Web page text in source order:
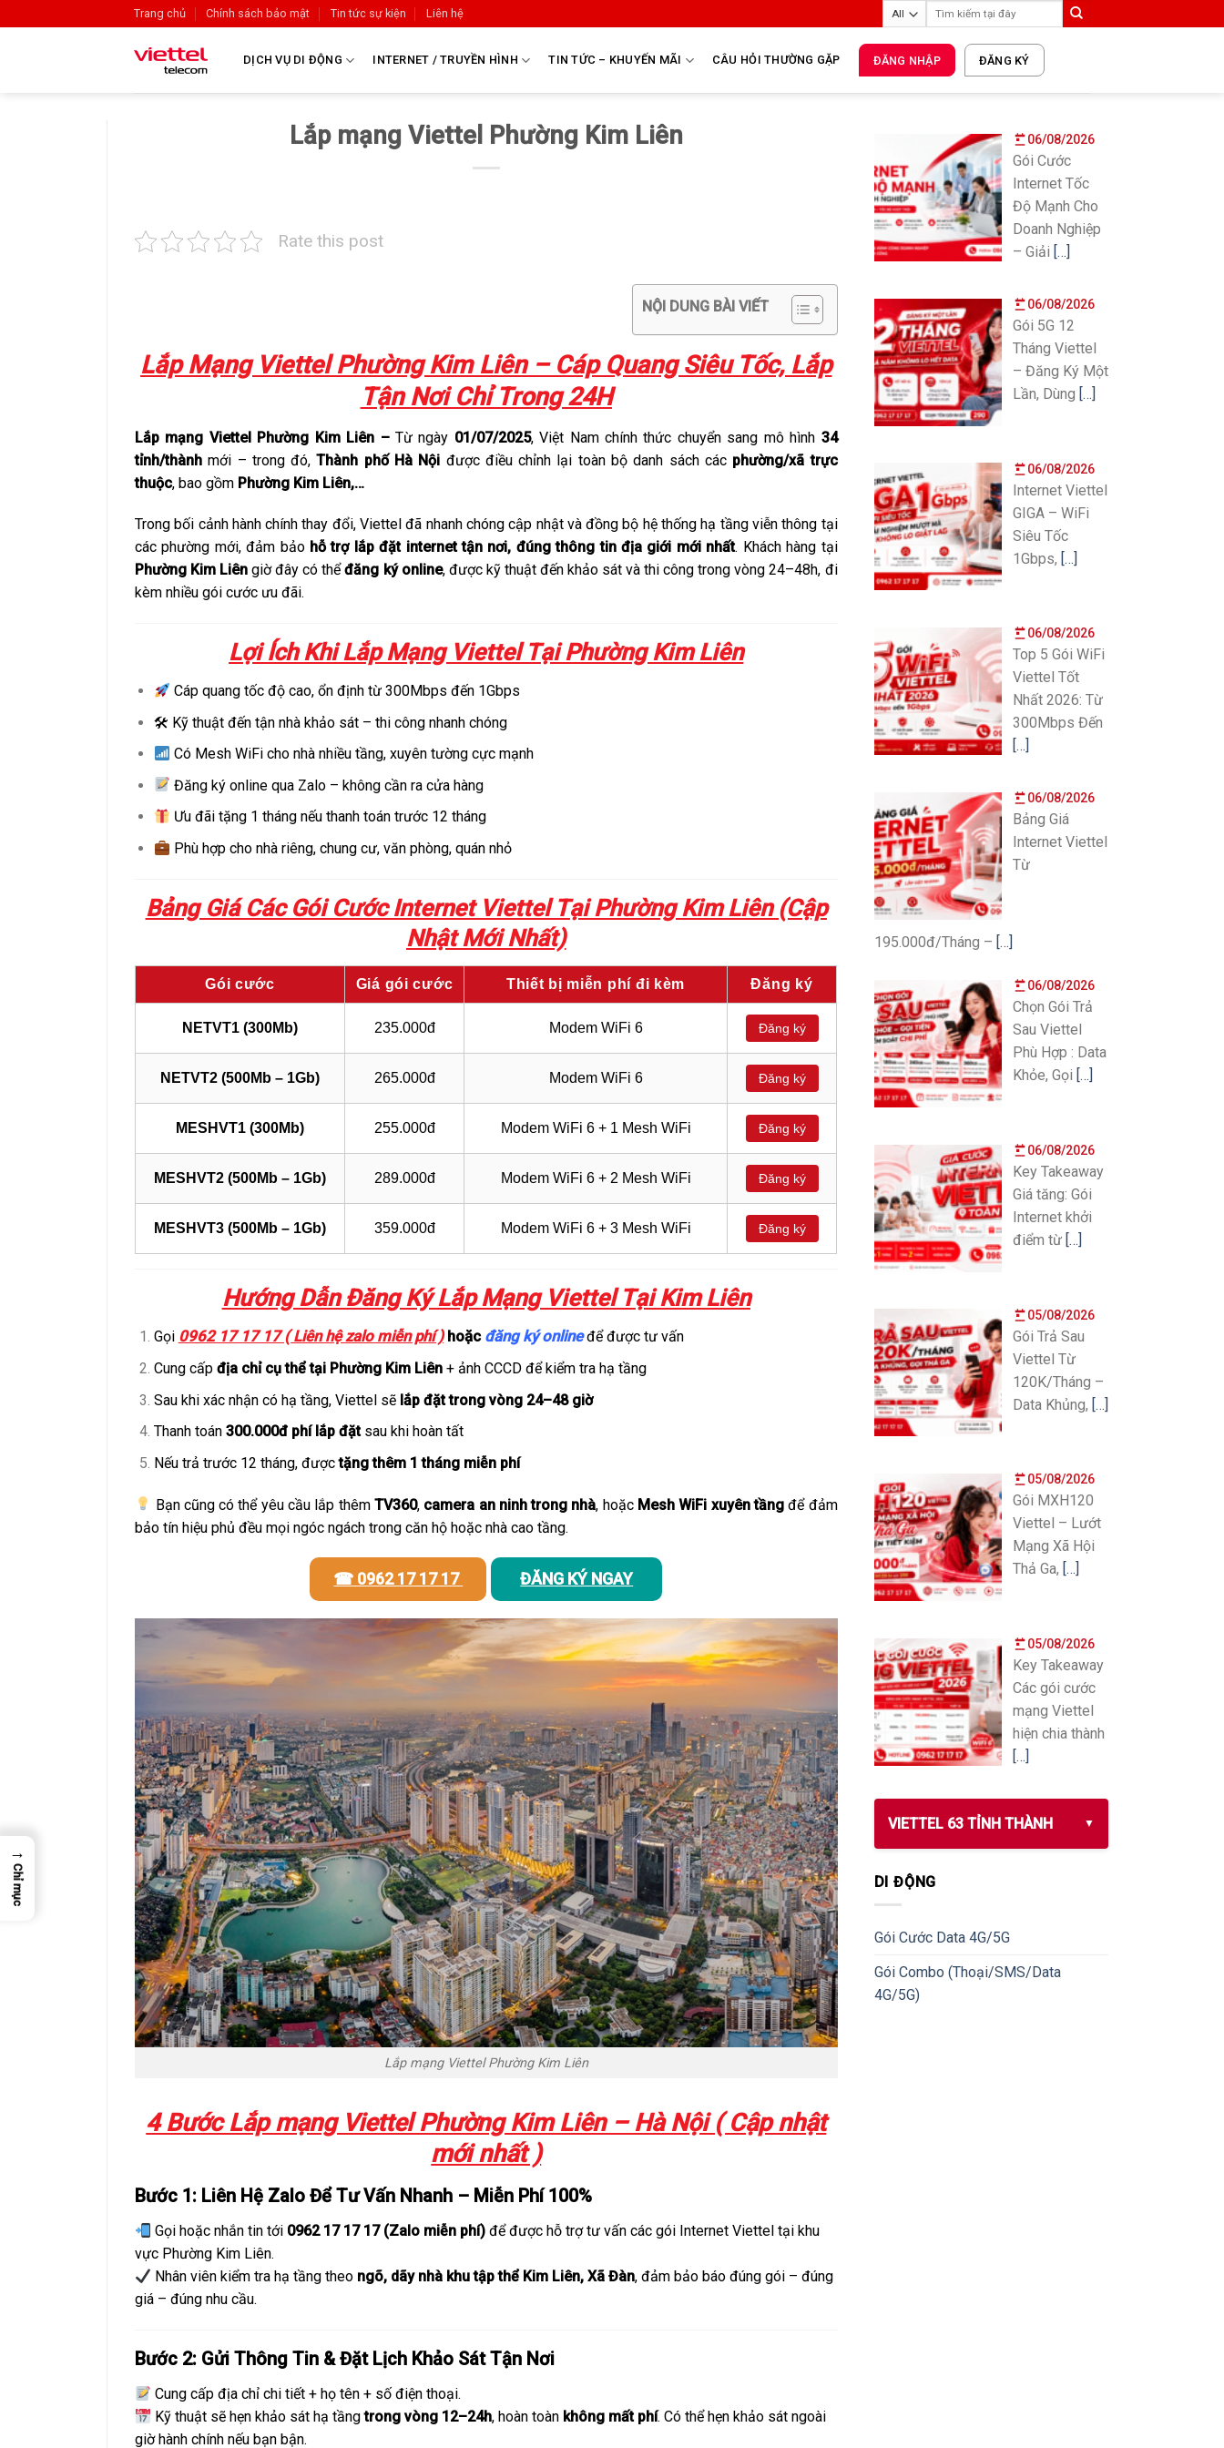
Trang chủ Chính sách bảo mật Tin tức sự kiện Liên hệ
DỊCH VỤ DI ĐỘNG INTERNET / TRUYỀN HÌNH TIN TỨC – KHUYẾN MÃI CÂU HỎI THƯỜNG GẶP ĐĂNG NHẬP ĐĂNG KÝ
06/08/2026
Gói Cước
Internet Tốc
Độ Mạnh Cho
Doanh Nghiệp
– Giải […]
06/08/2026
Gói 5G 12
Tháng Viettel
– Đăng Ký Một
Lần, Dùng […]
06/08/2026
Internet Viettel
GIGA – WiFi
Siêu Tốc
1Gbps, […]
06/08/2026
Top 5 Gói WiFi
Viettel Tốt
Nhất 2026: Từ
300Mbps Đến
[…]
06/08/2026
Bảng Giá
Internet Viettel
Từ
195.000đ/Tháng – […]
06/08/2026
Chọn Gói Trả
Sau Viettel
Phù Hợp : Data
Khỏe, Gọi […]
06/08/2026
Key Takeaway
Giá tăng: Gói
Internet khởi
điểm từ […]
05/08/2026
Gói Trả Sau
Viettel Từ
120K/Tháng –
Data Khủng, […]
05/08/2026
Gói MXH120
Viettel – Lướt
Mạng Xã Hội
Thả Ga, […]
05/08/2026
Key Takeaway
Các gói cước
mạng Viettel
hiện chia thành
[…]
VIETTEL 63 TỈNH THÀNH
DI ĐỘNG
Gói Cước Data 4G/5G
Gói Combo (Thoại/SMS/Data
4G/5G)
Lắp mạng Viettel Phường Kim Liên
Rate this post
NỘI DUNG BÀI VIẾT
Lắp Mạng Viettel Phường Kim Liên – Cáp Quang Siêu Tốc, Lắp
Tận Nơi Chỉ Trong 24H
Lắp mạng Viettel Phường Kim Liên – Từ ngày 01/07/2025, Việt Nam chính thức chuyển sang mô hình 34
tỉnh/thành mới – trong đó,Thành phố Hà Nội được điều chỉnh lại toàn bộ danh sách các phường/xã trực
thuộc, bao gồm Phường Kim Liên,…
Trong bối cảnh hành chính thay đổi, Viettel đã nhanh chóng cập nhật và đồng bộ hệ thống hạ tầng viễn thông tại
các phường mới, đảm bảo hỗ trợ lắp đặt internet tận nơi, đúng thông tin địa giới mới nhất. Khách hàng tại
Phường Kim Liên giờ đây có thểđăng ký online, được kỹ thuật đến khảo sát và thi công trong vòng 24–48h, đi
kèm nhiều gói cước ưu đãi.
Lợi Ích Khi Lắp Mạng Viettel Tại Phường Kim Liên
Cáp quang tốc độ cao, ổn định từ 300Mbps đến 1Gbps
🛠 Kỹ thuật đến tận nhà khảo sát – thi công nhanh chóng
Có Mesh WiFi cho nhà nhiều tầng, xuyên tường cực mạnh
Đăng ký online qua Zalo – không cần ra cửa hàng
Ưu đãi tặng 1 tháng nếu thanh toán trước 12 tháng
Phù hợp cho nhà riêng, chung cư, văn phòng, quán nhỏ
Bảng Giá Các Gói Cước Internet Viettel Tại Phường Kim Liên (Cập
Nhật Mới Nhất)
Gói cước Giá gói cước Thiết bị miễn phí đi kèm Đăng ký
NETVT1 (300Mb) 235.000đ Modem WiFi 6 Đăng ký
NETVT2 (500Mb – 1Gb) 265.000đ Modem WiFi 6 Đăng ký
MESHVT1 (300Mb) 255.000đ Modem WiFi 6 + 1 Mesh WiFi Đăng ký
MESHVT2 (500Mb – 1Gb) 289.000đ Modem WiFi 6 + 2 Mesh WiFi Đăng ký
MESHVT3 (500Mb – 1Gb) 359.000đ Modem WiFi 6 + 3 Mesh WiFi Đăng ký
Hướng Dẫn Đăng Ký Lắp Mạng Viettel Tại Kim Liên
Gọi 0962 17 17 17 ( Liên hệ zalo miễn phí )hoặc đăng ký onlineđể được tư vấn
Cung cấp địa chỉ cụ thể tại Phường Kim Liên+ ảnh CCCD để kiểm tra hạ tầng
Sau khi xác nhận có hạ tầng, Viettel sẽ lắp đặt trong vòng 24–48 giờ
Thanh toán 300.000đ phí lắp đặtsau khi hoàn tất
Nếu trả trước 12 tháng, đượctặng thêm 1 tháng miễn phí
Bạn cũng có thể yêu cầu lắp thêm TV360, camera an ninh trong nhà, hoặc Mesh WiFi xuyên tầngđể đảm
bảo tín hiệu phủ đều mọi ngóc ngách trong căn hộ hoặc nhà cao tầng.
☎ 0962 17 17 17 ĐĂNG KÝ NGAY
Lắp mạng Viettel Phường Kim Liên
4 Bước Lắp mạng Viettel Phường Kim Liên – Hà Nội ( Cập nhật
mới nhất )
Bước 1: Liên Hệ Zalo Để Tư Vấn Nhanh – Miễn Phí 100%
Gọi hoặc nhắn tin tới 0962 17 17 17 (Zalo miễn phí) để được hỗ trợ tư vấn các gói Internet Viettel tại khu
vực Phường Kim Liên.
Nhân viên kiểm tra hạ tầng theo ngõ, dãy nhà khu tập thể Kim Liên, Xã Đàn, đảm bảo báo đúng gói – đúng
giá – đúng nhu cầu.
Bước 2: Gửi Thông Tin & Đặt Lịch Khảo Sát Tận Nơi
Cung cấp địa chỉ chi tiết + họ tên + số điện thoại.
Kỹ thuật sẽ hẹn khảo sát hạ tầngtrong vòng 12–24h, hoàn toàn không mất phí. Có thể hẹn khảo sát ngoài
giờ hành chính nếu bạn bận.
→
Chỉ mục